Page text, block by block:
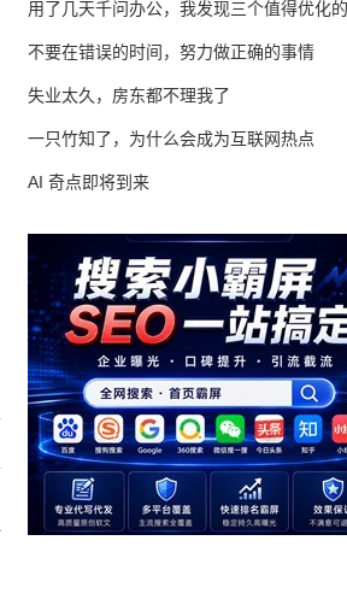
用了几天千问办公，我发现三个值得优化
不要在错误的时间，努力做正确的事情
失业太久，房东都不理我了
一只竹知了，为什么会成为互联网热点
AI 奇点即将到来